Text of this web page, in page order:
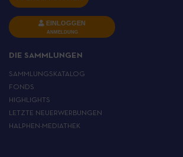
EINLOGGEN
ANMELDUNG
DIE SAMMLUNGEN
SAMMLUNGSKATALOG
FONDS
HIGHLIGHTS
LETZTE NEUERWERBUNGEN
HALPHEN-MEDIATHEK